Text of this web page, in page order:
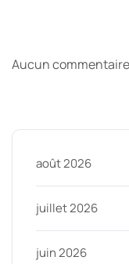
Aucun
août 2026
juillet 2026
juin 2026